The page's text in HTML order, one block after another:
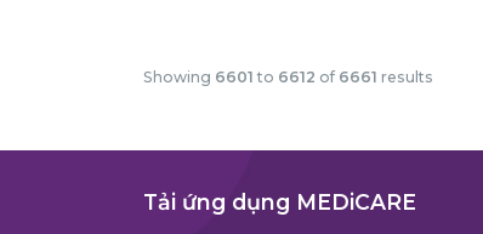
Showing 6601 to 6612 of 6661 results
Tải ứng dụng MEDiCARE